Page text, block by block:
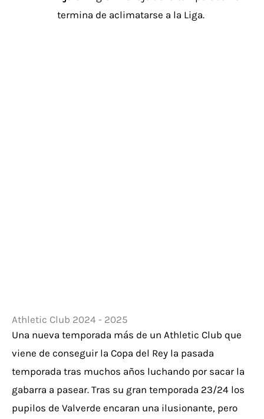
termina de aclimatarse a la Liga.
Athletic Club 2024 - 2025
Una nueva temporada más de un Athletic Club que
viene de conseguir la Copa del Rey la pasada
temporada tras muchos años luchando por sacar la
gabarra a pasear. Tras su gran temporada 23/24 los
pupilos de Valverde encaran una ilusionante, pero